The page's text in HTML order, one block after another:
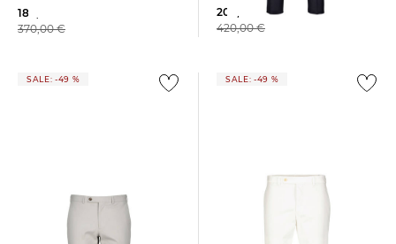
189,99 €
370,00 €
209,99 €
420,00 €
SALE: -49 % SALE: -49 %